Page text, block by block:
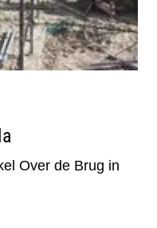
Over de Brug in